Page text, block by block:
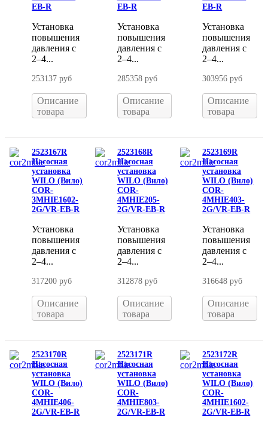
EB-R
Установка
повышения
давления с
2–4...
253137 руб
Описание
товара
EB-R
Установка
повышения
давления с
2–4...
285358 руб
Описание
товара
EB-R
Установка
повышения
давления с
2–4...
303956 руб
Описание
товара
2523167R
Насосная
установка
WILO (Вило)
COR-
3MHIE1602-
2G/VR-EB-R
Установка
повышения
давления с
2–4...
317200 руб
Описание
товара
2523168R
Насосная
установка
WILO (Вило)
COR-
4MHIE205-
2G/VR-EB-R
Установка
повышения
давления с
2–4...
312878 руб
Описание
товара
2523169R
Насосная
установка
WILO (Вило)
COR-
4MHIE403-
2G/VR-EB-R
Установка
повышения
давления с
2–4...
316648 руб
Описание
товара
2523170R
Насосная
установка
WILO (Вило)
COR-
4MHIE406-
2G/VR-EB-R
2523171R
Насосная
установка
WILO (Вило)
COR-
4MHIE803-
2G/VR-EB-R
2523172R
Насосная
установка
WILO (Вило)
COR-
4MHIE1602-
2G/VR-EB-R